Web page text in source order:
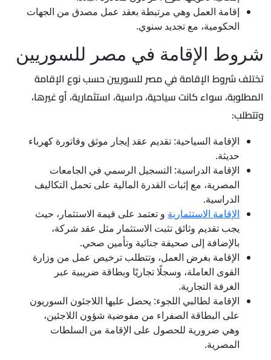
إقامة العمل وهي مرتبطة بعقد عمل مصدق من الجهات
الحكومية، مع تجديد سنوي.
شروط الإقامة في مصر للسوريين
تختلف شروط الإقامة في مصر للسوريين حسب نوع الإقامة
المطلوبة، سواء كانت سياحية، دراسية، استثمارية، أو غيرها،
وتتطلب:
الإقامة السياحية: تقديم عقد إيجار موثق وفاتورة كهرباء
حديثة.
الإقامة الدراسية: التسجيل الرسمي في الجامعات
المصرية، مع إثبات القدرة المالية على تحمل التكاليف
الدراسية.
الإقامة الاستثمارية و تعتمد على قيمة الاستثمار، حيث
يجب تقديم وثائق تثبت الاستثمار مثل عقد شركة،
بالإضافة إلى صحيفة جنائية وتأمين صحي.
الإقامة بغرض العمل، وتتطلب ترخيص عمل من وزارة
القوى العاملة، وسجلًا تجاريًا وبطاقة ضريبية عبر
الغرفة التجارية.
الإقامة لطالبي اللجوء: يحصل عليها اللاجئون السوريون
على البطاقة الصفراء من مفوضية شؤون اللاجئين،
وهي ضرورية للحصول على الإقامة من السلطات
المصرية.